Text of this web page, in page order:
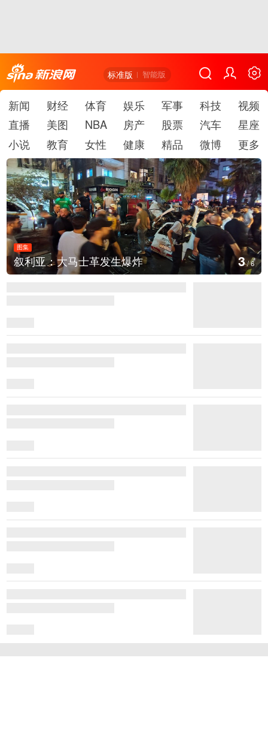
标准版 智能版
新闻 财经 体育 娱乐 军事 科技
视频
直播
美图 NBA 房产 股票 汽车
星座
小说
教育 女性 健康 精品 微博 更多
图集
叙利亚：大马士革发生爆炸 3/6